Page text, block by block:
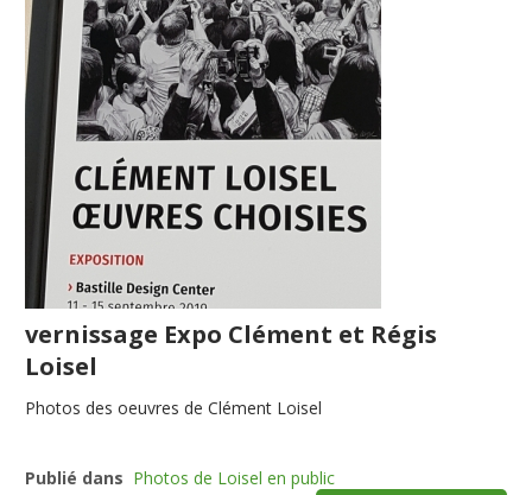
vernissage Expo Clément et Régis
Loisel
Photos des oeuvres de Clément Loisel
Publié dans Photos de Loisel en public